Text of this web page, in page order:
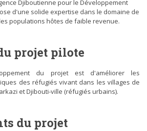
LANCEMENT OFFICIEL DES
PROFESSIONNELLES DANS LE
Djiboutienne pour le Développement
d'une solide expertise dans le domaine de
populations hôtes de faible revenue.
projet pilote
du projet est d'améliorer les
des réfugiés vivant dans les villages de
et Djibouti-ville (réfugiés urbains).
du projet